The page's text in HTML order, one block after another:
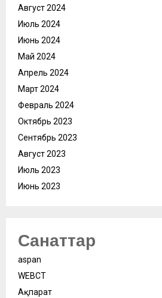
Август 2024
Июль 2024
Июнь 2024
Май 2024
Апрель 2024
Март 2024
Февраль 2024
Октябрь 2023
Сентябрь 2023
Август 2023
Июль 2023
Июнь 2023
Санаттар
aspan
WEBСӘТ
Ақпарат